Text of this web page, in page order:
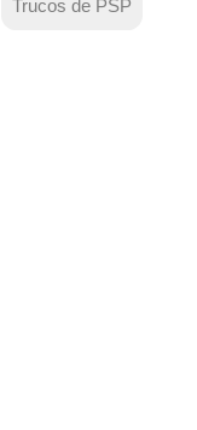
Trucos de PSP